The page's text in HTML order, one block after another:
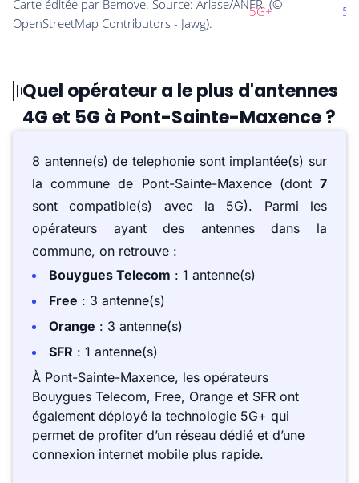
Quel opérateur a le plus d'antennes
4G et 5G à Pont-Sainte-Maxence ?
8 antenne(s) de telephonie sont implantée(s) sur
la commune de Pont-Sainte-Maxence (dont 7
sont compatible(s) avec la 5G). Parmi les
opérateurs ayant des antennes dans la
commune, on retrouve :
Bouygues Telecom : 1 antenne(s)
Free : 3 antenne(s)
Orange : 3 antenne(s)
SFR : 1 antenne(s)
À Pont-Sainte-Maxence, les opérateurs
Bouygues Telecom, Free, Orange et SFR ont
également déployé la technologie 5G+ qui
permet de profiter d’un réseau dédié et d’une
connexion internet mobile plus rapide.